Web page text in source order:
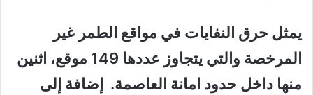
يمثل حرق النفايات في مواقع الطمر غير
المرخصة والتي يتجاوز عددها 149 موقع، اثنين
منها داخل حدود امانة العاصمة. إضافة إلى